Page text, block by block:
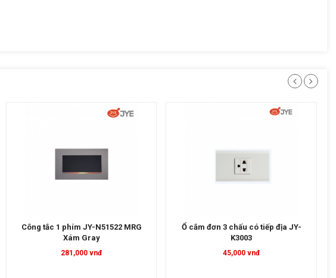
Ổ cắm đơn 3 chấu có tiếp địa JY-
K3003
45,000 vnđ
Chiết áp quạt + Công tắc 2 phím 2
chiều JY- P55292
210,000 vnđ